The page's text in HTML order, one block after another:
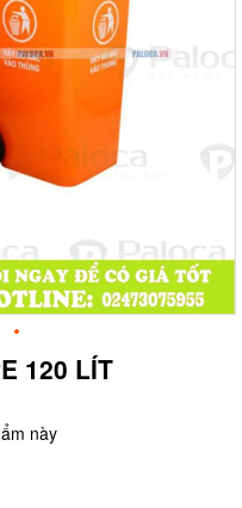
120 LÍT
này